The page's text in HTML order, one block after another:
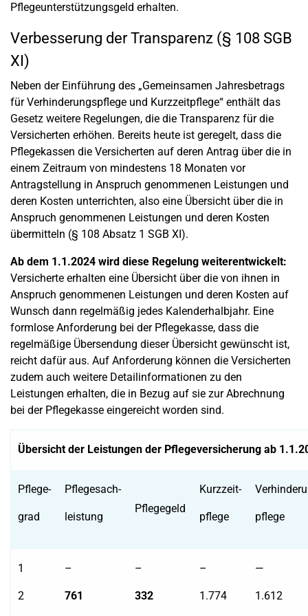
Pflegeunterstützungsgeld erhalten.
Verbesserung der Transparenz (§ 108 SGB
XI)
Neben der Einführung des „Gemeinsamen Jahresbetrags
für Verhinderungspflege und Kurzzeitpflege“ enthält das
Gesetz weitere Regelungen, die die Transparenz für die
Versicherten erhöhen. Bereits heute ist geregelt, dass die
Pflegekassen die Versicherten auf deren Antrag über die in
einem Zeitraum von mindestens 18 Monaten vor
Antragstellung in Anspruch genommenen Leistungen und
deren Kosten unterrichten, also eine Übersicht über die in
Anspruch genommenen Leistungen und deren Kosten
übermitteln (§ 108 Absatz 1 SGB XI).
Ab dem 1.1.2024 wird diese Regelung weiterentwickelt:
Versicherte erhalten eine Übersicht über die von ihnen in
Anspruch genommenen Leistungen und deren Kosten auf
Wunsch dann regelmäßig jedes Kalenderhalbjahr. Eine
formlose Anforderung bei der Pflegekasse, dass die
regelmäßige Übersendung dieser Übersicht gewünscht ist,
reicht dafür aus. Auf Anforderung können die Versicherten
zudem auch weitere Detailinformationen zu den
Leistungen erhalten, die in Bezug auf sie zur Abrechnung
bei der Pflegekasse eingereicht worden sind.
Übersicht der Leistungen der Pflegeversicherung ab
Pflege-
grad
Pflegesach-
leistung
Pflegegeld
Kurzzeit-
pflege pflege
1
2
–
761
–
332
–
1.774
—
1.612